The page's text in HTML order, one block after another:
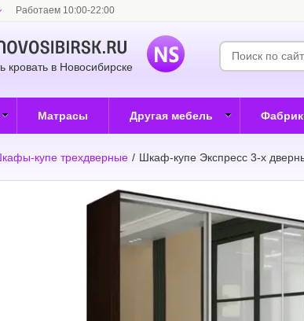
Работаем 10:00-22:00
кровать в Новосибирске
Матрасы Другая мебель
купе трехдверные / Шкаф-купе Экспресс 3-х